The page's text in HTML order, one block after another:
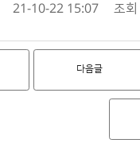
21-10-22 15:07 조회
다음글